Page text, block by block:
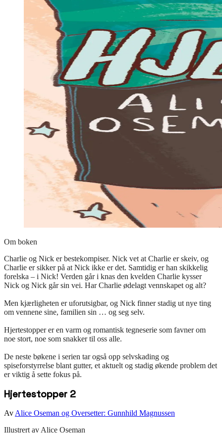
Om boken
Charlie og Nick er bestekompiser. Nick vet at Charlie er skeiv, og
Charlie er sikker på at Nick ikke er det. Samtidig er han skikkelig
forelska – i Nick! Verden går i knas den kvelden Charlie kysser
Nick og Nick går sin vei. Har Charlie ødelagt vennskapet og alt?
Men kjærligheten er uforutsigbar, og Nick finner stadig ut nye ting
om vennene sine, familien sin … og seg selv.
Hjertestopper er en varm og romantisk tegneserie som favner om
noe stort, noe som snakker til oss alle.
De neste bøkene i serien tar også opp selvskading og
spiseforstyrrelse blant gutter, et aktuelt og stadig økende problem det
er viktig å sette fokus på.
Hjertestopper 2
Av Alice Oseman og Oversetter: Gunnhild Magnussen
Illustrert av Alice Oseman